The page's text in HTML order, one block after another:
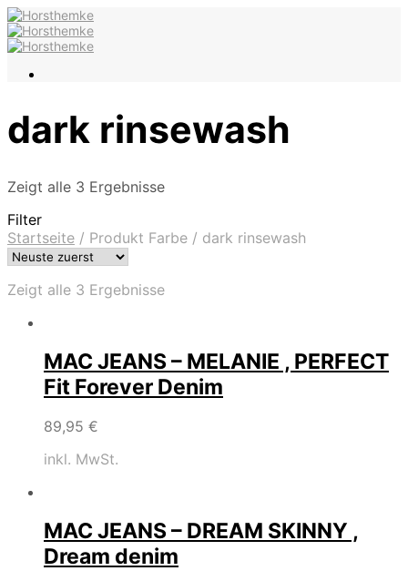
dark rinsewash
Zeigt alle 3 Ergebnisse
Filter
Startseite / Produkt Farbe / dark rinsewash
Zeigt alle 3 Ergebnisse
MAC JEANS – MELANIE , PERFECT
Fit Forever Denim
89,95 €
inkl. MwSt.
MAC JEANS – DREAM SKINNY ,
Dream denim